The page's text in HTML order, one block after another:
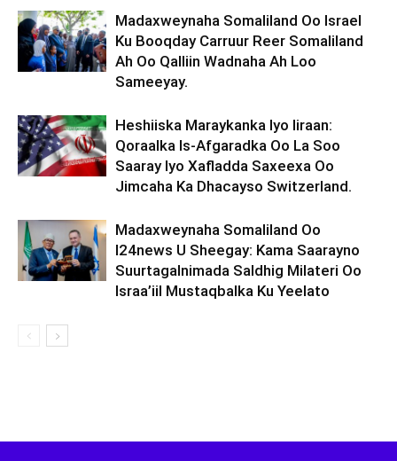
Madaxweynaha Somaliland Oo Israel
Ku Booqday Carruur Reer Somaliland
Ah Oo Qalliin Wadnaha Ah Loo
Sameeyay.
Heshiiska Maraykanka Iyo Iiraan:
Qoraalka Is-Afgaradka Oo La Soo
Saaray Iyo Xafladda Saxeexa Oo
Jimcaha Ka Dhacayso Switzerland.
Madaxweynaha Somaliland Oo
I24news U Sheegay: Kama Saarayno
Suurtagalnimada Saldhig Milateri Oo
Israa’iil Mustaqbalka Ku Yeelato